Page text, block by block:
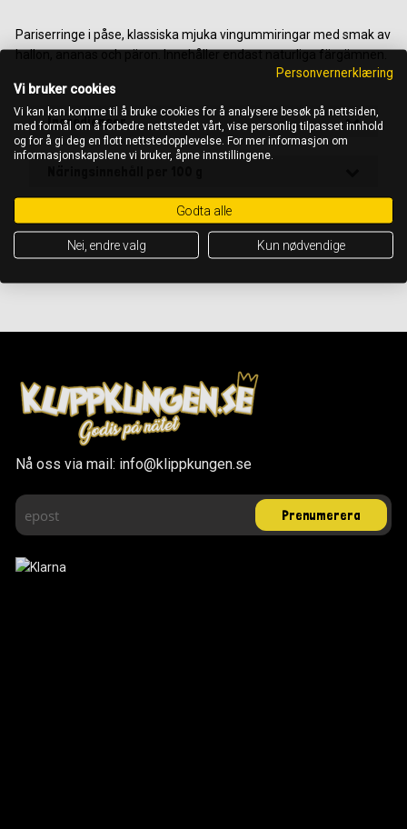
Pariserringe i påse, klassiska mjuka vingummiringar med smak av
hallon, ananas och päron. Innehåller endast naturliga färgämnen.
Ingredienser
OBS! Det är alltid ingrediensförteckningen på förpackningen som gäller
Nå oss via mail: info@klippkungen.se
Personvernerklæring
Vi bruker cookies
Vi kan kan komme til å bruke cookies for å analysere besøk på nettsiden,
med formål om å forbedre nettstedet vårt, vise personlig tilpasset innhold
og for å gi deg en flott nettstedopplevelse. For mer informasjon om
informasjonskapslene vi bruker, åpne innstillingene.
Godta alle
Nei, endre valg Kun nødvendige